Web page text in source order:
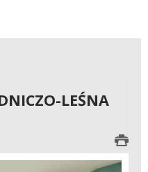
LEŚNA